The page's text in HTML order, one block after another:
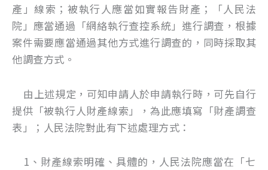
產」線索；被執行人應當如實報告財產；「人民法
院」應當通過「網絡執行查控系統」進行調查，根據
案件需要應當通過其他方式進行調查的，同時採取其
他調查方式。
由上述規定，可知申請人於申請執行時，可先自行
提供「被執行人財產線索」，為此應填寫「財產調查
表」；人民法院對此有下述處理方式：
1、財產線索明確、具體的，人民法院應當在「七